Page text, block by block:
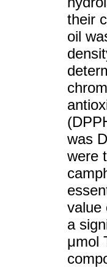
their
oil
was
were
value
a
μmol